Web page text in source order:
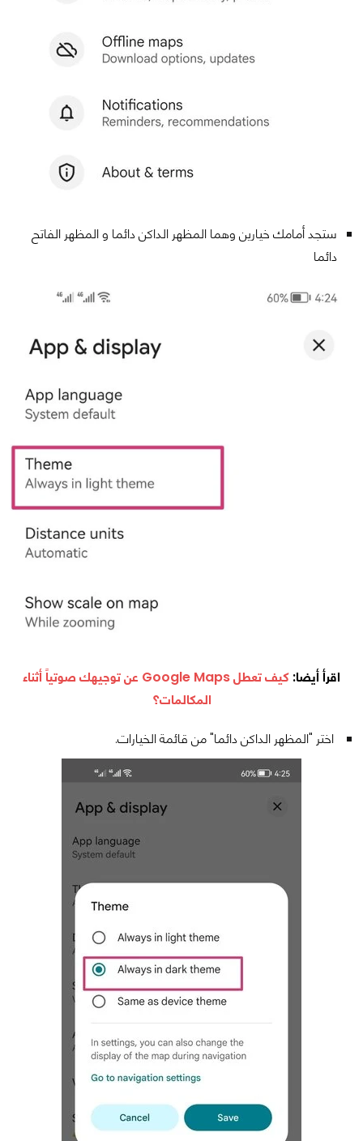
ستجد أمامك خيارين وهما المظهر الداكن دائما و المظهر الفاتح
دائما
اقرأ أيضا:
كيف تعطل Google Maps عن توجيهك صوتياً أثناء
المكالمات؟
اختر "المظهر الداكن دائما" من قائمة الخيارات.